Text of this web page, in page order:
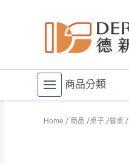
商品分類
Home 商品 桌子 餐桌